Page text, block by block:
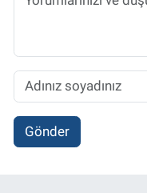
Gönder